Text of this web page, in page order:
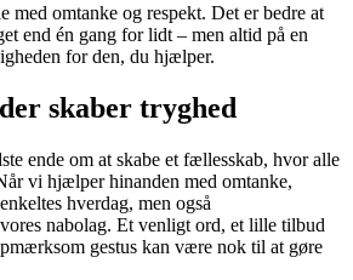
med omtanke og respekt. Det er bedre at
end én gang for lidt – men altid på en
for den, du hjælper.
skaber tryghed
ende om at skabe et fællesskab, hvor alle
vi hjælper hinanden med omtanke,
hverdag, men også
nabolag. Et venligt ord, et lille tilbud
gestus kan være nok til at gøre